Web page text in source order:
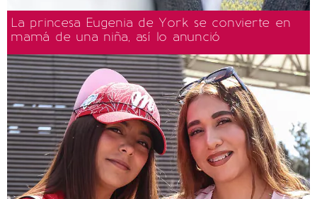
La princesa Eugenia de York se convierte en
mamá de una niña, así lo anunció